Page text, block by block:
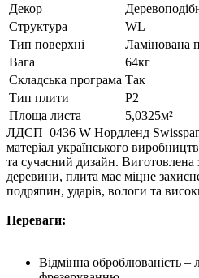
Декор
Структура
WL
Тип поверхні
Ламінована
Вага
64кг
Складська програма Так
Тип плити
P2
Площа листа
5,0325м²
ЛДСП 0436 W Нордленд Swisspan
матеріал українського
та сучасний дизайн. Виготовлена
деревини, плита має міцне
подряпин, ударів, вологи та
Переваги:
Відмінна оброблюваність –